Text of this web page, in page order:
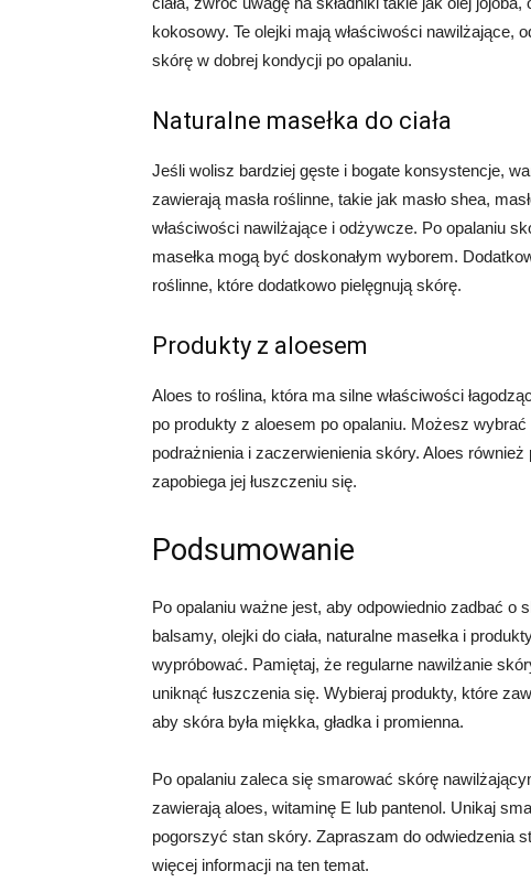
kokosowy. Te olejki mają właściwości nawilżające,
skórę w dobrej kondycji po opalaniu.
Naturalne masełka do ciała
Jeśli wolisz bardziej gęste i bogate konsystencje,
zawierają masła roślinne, takie jak masło shea,
właściwości nawilżające i odżywcze. Po opalaniu
masełka mogą być doskonałym wyborem.
roślinne, które dodatkowo pielęgnują skórę.
Produkty z aloesem
Aloes to roślina, która ma silne właściwości
po produkty z aloesem po opalaniu. Możesz
podrażnienia i zaczerwienienia skóry. Aloes
zapobiega jej łuszczeniu się.
Podsumowanie
Po opalaniu ważne jest, aby odpowiednio zadbać o
balsamy, olejki do ciała, naturalne masełka i
wypróbować. Pamiętaj, że regularne nawilżanie
uniknąć łuszczenia się. Wybieraj produkty, które
aby skóra była miękka, gładka i promienna.
Po opalaniu zaleca się smarować skórę
zawierają aloes, witaminę E lub pantenol. Unikaj
pogorszyć stan skóry. Zapraszam do odwiedzenia
więcej informacji na ten temat.